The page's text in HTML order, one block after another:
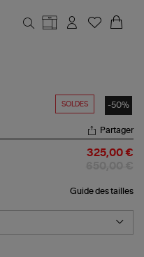
SOLDES -50%
Partager
325,00 €
Guide des tailles